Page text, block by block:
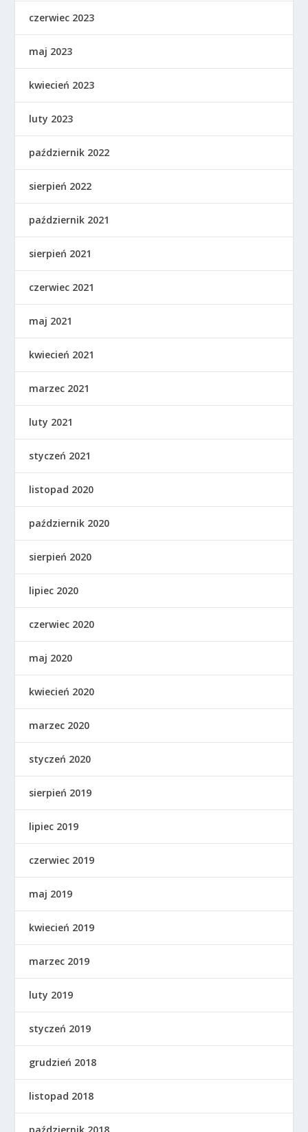
czerwiec 2023
maj 2023
kwiecień 2023
luty 2023
październik 2022
sierpień 2022
październik 2021
sierpień 2021
czerwiec 2021
maj 2021
kwiecień 2021
marzec 2021
luty 2021
styczeń 2021
listopad 2020
październik 2020
sierpień 2020
lipiec 2020
czerwiec 2020
maj 2020
kwiecień 2020
marzec 2020
styczeń 2020
sierpień 2019
lipiec 2019
czerwiec 2019
maj 2019
kwiecień 2019
marzec 2019
luty 2019
styczeń 2019
grudzień 2018
listopad 2018